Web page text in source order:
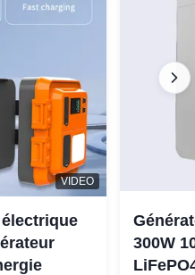
VIDEO
300W